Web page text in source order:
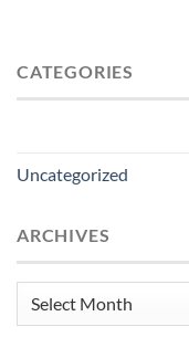
CATEGORIES
Uncategorized
ARCHIVES
Archives